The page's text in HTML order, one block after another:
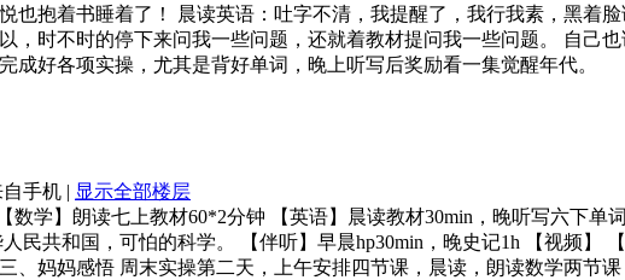
也抱着书睡着了！ 晨读英语：吐字不清，我提醒了，我行我素，黑着
，时不时的停下来问我一些问题，还就着教材提问我一些问题。 自己
成好各项实操，尤其是背好单词，晚上听写后奖励看一集觉醒年代。
自手机 | 显示全部楼层
数学】朗读七上教材60*2分钟 【英语】晨读教材30min，晚听写六下
民共和国，可怕的科学。 【伴听】早晨hp30min，晚史记1h 【视频】
、妈妈感悟 周末实操第二天，上午安排四节课，晨读，朗读数学两